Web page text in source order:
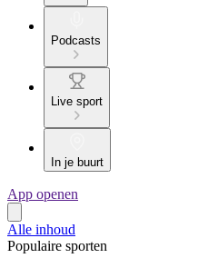
Podcasts
Live sport
In je buurt
App openen
Alle inhoud
Populaire sporten